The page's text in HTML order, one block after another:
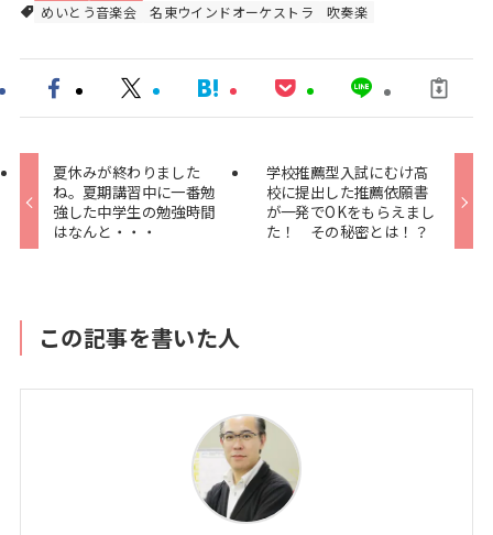
めいとう音楽会
名東ウインドオーケストラ 吹奏楽
夏休みが終わりました
ね。夏期講習中に一番勉
強した中学生の勉強時間
はなんと・・・
学校推薦型入試にむけ高
校に提出した推薦依願書
が一発でOKをもらえまし
た！ その秘密とは！？
この記事を書いた人